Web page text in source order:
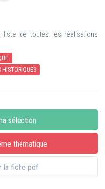
liste de toutes les réalisations
sélection
thématique
la fiche pdf